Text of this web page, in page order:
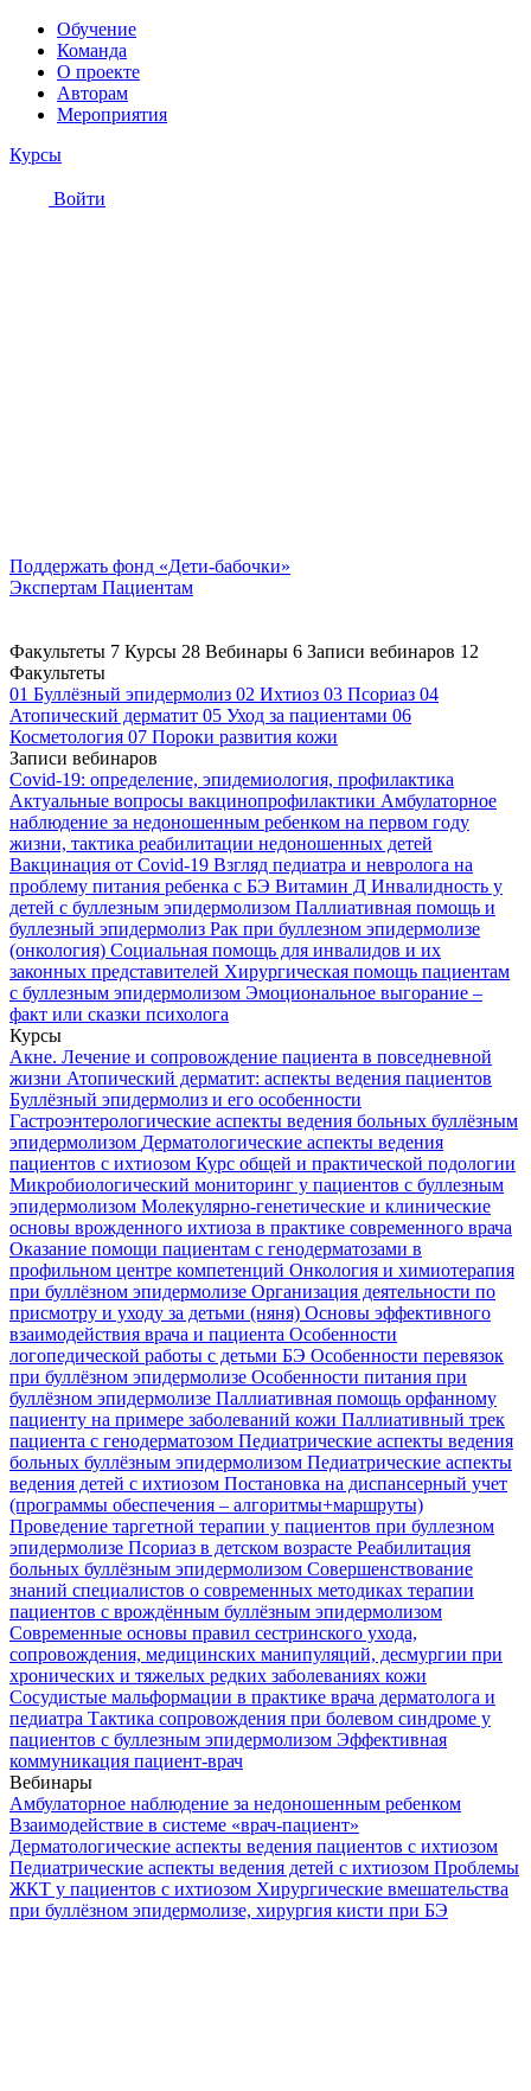
Обучение
Команда
О проекте
Авторам
Мероприятия
Курсы
Войти
Поддержать фонд «Дети-бабочки»
Экспертам Пациентам
Факультеты 7 Курсы 28 Вебинары 6 Записи вебинаров 12
Факультеты
01 Буллёзный эпидермолиз 02 Ихтиоз 03 Псориаз 04
Атопический дерматит 05 Уход за пациентами 06
Косметология 07 Пороки развития кожи
Записи вебинаров
Covid-19: определение, эпидемиология, профилактика
Актуальные вопросы вакцинопрофилактики Амбулаторное
наблюдение за недоношенным ребенком на первом году
жизни, тактика реабилитации недоношенных детей
Вакцинация от Covid-19 Взгляд педиатра и невролога на
проблему питания ребенка с БЭ Витамин Д Инвалидность у
детей с буллезным эпидермолизом Паллиативная помощь и
буллезный эпидермолиз Рак при буллезном эпидермолизе
(онкология) Социальная помощь для инвалидов и их
законных представителей Хирургическая помощь пациентам
с буллезным эпидермолизом Эмоциональное выгорание –
факт или сказки психолога
Курсы
Акне. Лечение и сопровождение пациента в повседневной
жизни Атопический дерматит: аспекты ведения пациентов
Буллёзный эпидермолиз и его особенности
Гастроэнтерологические аспекты ведения больных буллёзным
эпидермолизом Дерматологические аспекты ведения
пациентов с ихтиозом Курс общей и практической подологии
Микробиологический мониторинг у пациентов с буллезным
эпидермолизом Молекулярно-генетические и клинические
основы врожденного ихтиоза в практике современного врача
Оказание помощи пациентам с генодерматозами в
профильном центре компетенций Онкология и химиотерапия
при буллёзном эпидермолизе Организация деятельности по
присмотру и уходу за детьми (няня) Основы эффективного
взаимодействия врача и пациента Особенности
логопедической работы с детьми БЭ Особенности перевязок
при буллёзном эпидермолизе Особенности питания при
буллёзном эпидермолизе Паллиативная помощь орфанному
пациенту на примере заболеваний кожи Паллиативный трек
пациента с генодерматозом Педиатрические аспекты ведения
больных буллёзным эпидермолизом Педиатрические аспекты
ведения детей с ихтиозом Постановка на диспансерный учет
(программы обеспечения – алгоритмы+маршруты)
Проведение таргетной терапии у пациентов при буллезном
эпидермолизе Псориаз в детском возрасте Реабилитация
больных буллёзным эпидермолизом Совершенствование
знаний специалистов о современных методиках терапии
пациентов с врождённым буллёзным эпидермолизом
Современные основы правил сестринского ухода,
сопровождения, медицинских манипуляций, десмургии при
хронических и тяжелых редких заболеваниях кожи
Сосудистые мальформации в практике врача дерматолога и
педиатра Тактика сопровождения при болевом синдроме у
пациентов с буллезным эпидермолизом Эффективная
коммуникация пациент-врач
Вебинары
Амбулаторное наблюдение за недоношенным ребенком
Взаимодействие в системе «врач-пациент»
Дерматологические аспекты ведения пациентов с ихтиозом
Педиатрические аспекты ведения детей с ихтиозом Проблемы
ЖКТ у пациентов с ихтиозом Хирургические вмешательства
при буллёзном эпидермолизе, хирургия кисти при БЭ